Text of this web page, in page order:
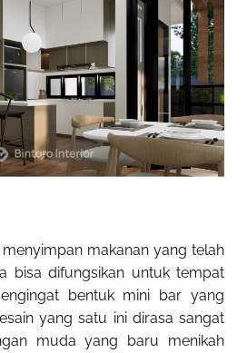
makanan yang telah
bisa difungsikan untuk tempat
bentuk mini bar yang
yang satu ini dirasa sangat
muda yang baru menikah